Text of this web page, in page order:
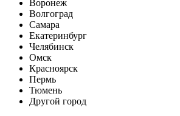
Воронеж
Волгоград
Самара
Екатеринбург
Челябинск
Омск
Красноярск
Пермь
Тюмень
Другой город